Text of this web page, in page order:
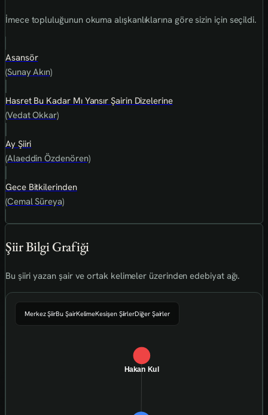
İmece topluluğunun okuma alışkanlıklarına göre sizin için seçildi.
Asansör
(Sunay Akın)
Hasret Bu Kadar Mı Yansır Şairin Dizelerine
(Vedat Okkar)
Ay Şiiri
(Alaeddin Özdenören)
Gece Bitkilerinden
(Cemal Süreya)
Şiir Bilgi Grafiği
Bu şiiri yazan şair ve ortak kelimeler üzerinden edebiyat ağı.
Merkez ŞiirBu ŞairKelimeKesişen ŞiirlerDiğer Şairler